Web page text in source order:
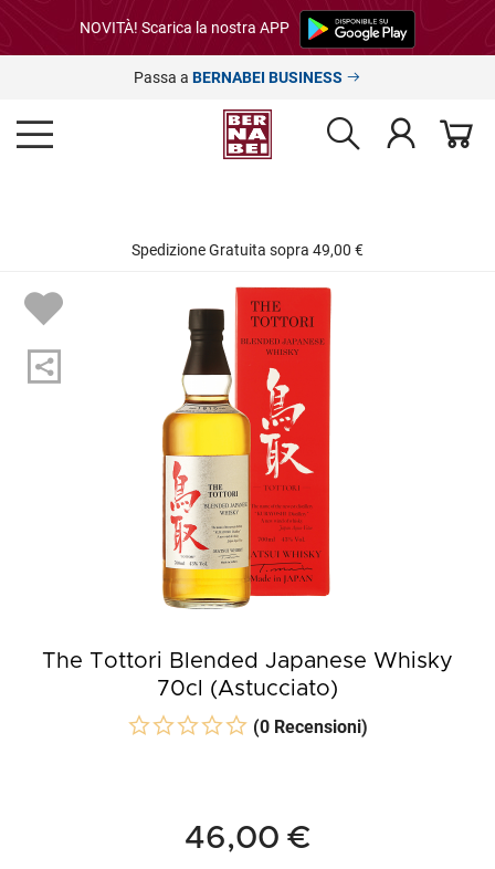
NOVITÀ! Scarica la nostra APP
Passa a BERNABEI BUSINESS
Spedizione Gratuita sopra 49,00 €
The Tottori Blended Japanese Whisky
70cl (Astucciato)
(0 Recensioni)
46,00 €